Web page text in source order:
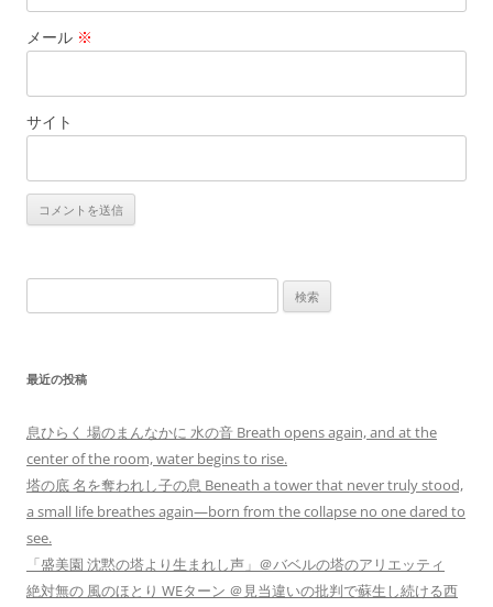
メール ※
サイト
索:
最近の投稿
息ひらく 場のまんなかに 水の音 Breath opens again, and at the
center of the room, water begins to rise.
塔の底 名を奪われし子の息 Beneath a tower that never truly stood,
a small life breathes again—born from the collapse no one dared to
see.
「盛美園 沈黙の塔より生まれし声」＠バベルの塔のアリエッティ
絶対無の 風のほとり WEターン ＠見当違いの批判で蘇生し続ける西